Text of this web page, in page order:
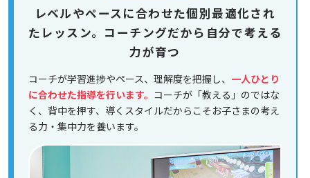
レベルやペースに合わせた個別最適化され
たレッスン。コーチングだから自分で考える
力が育つ
コーチが学習進捗やペース、理解度を把握し、 一人ひとり
に合わせた指導を行います。 コーチが「教える」のではな
く、背中を押す、導くスタイルだからこそお子さまの考え
る力・集中力を養います。